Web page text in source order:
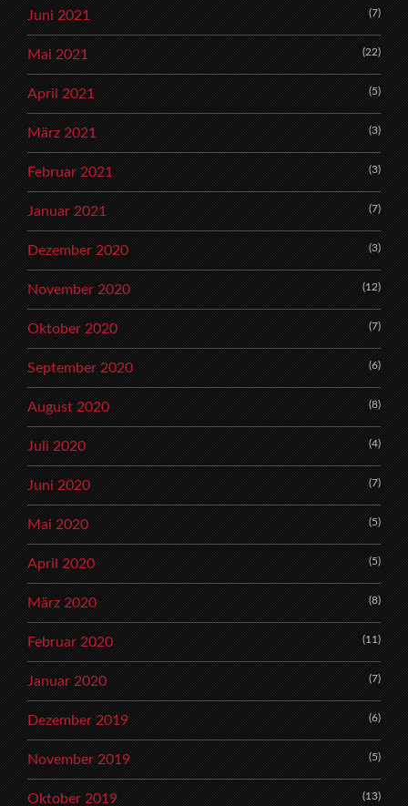
Juni 2021 (7)
Mai 2021 (22)
April 2021 (5)
März 2021 (3)
Februar 2021 (3)
Januar 2021 (7)
Dezember 2020 (3)
November 2020 (12)
Oktober 2020 (7)
September 2020 (6)
August 2020 (8)
Juli 2020 (4)
Juni 2020 (7)
Mai 2020 (5)
April 2020 (5)
März 2020 (8)
Februar 2020 (11)
Januar 2020 (7)
Dezember 2019 (6)
November 2019 (5)
Oktober 2019 (13)